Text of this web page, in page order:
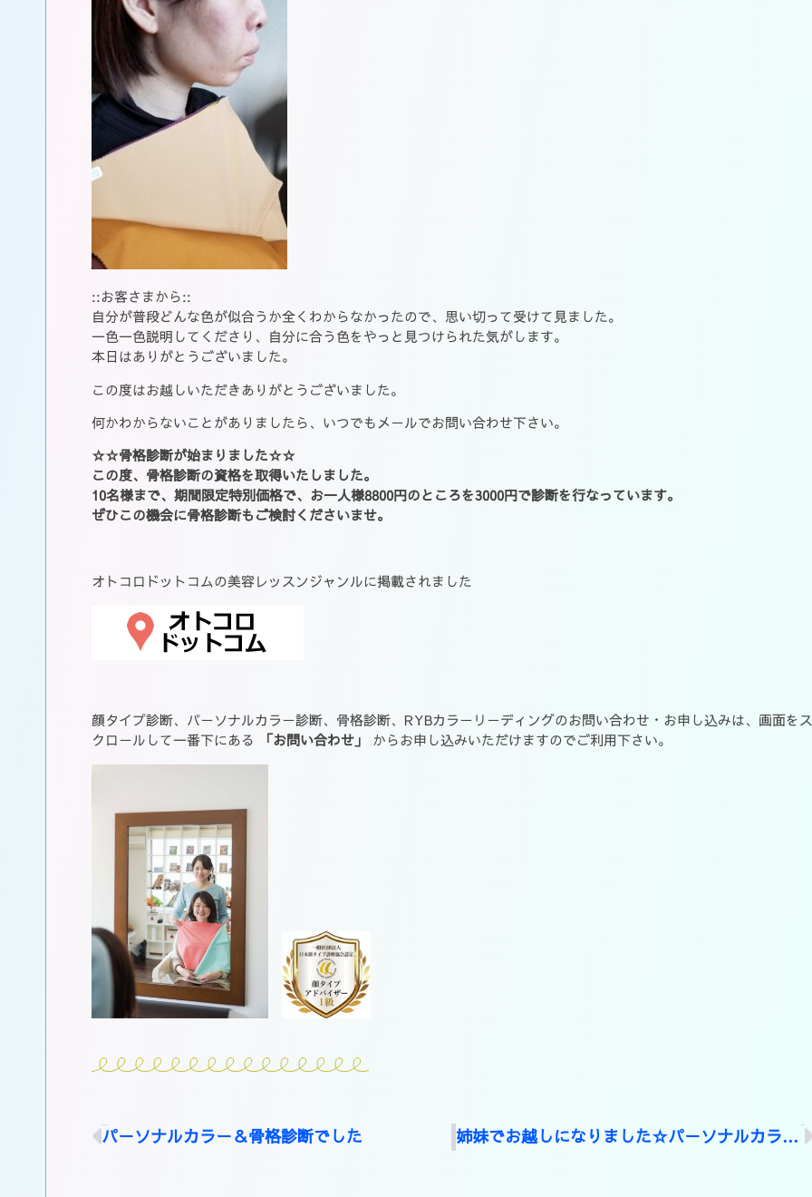
::お客さまから::
自分が普段どんな色が似合うか全くわからなかったので、思い切って受けて見ました。
一色一色説明してくださり、自分に合う色をやっと見つけられた気がします。
本日はありがとうございました。
この度はお越しいただきありがとうございました。
何かわからないことがありましたら、いつでもメールでお問い合わせ下さい。
☆☆骨格診断が始まりました☆☆
この度、骨格診断の資格を取得いたしました。
10名様まで、期間限定特別価格で、お一人様8800円のところを3000円で診断を行なっています。
ぜひこの機会に骨格診断もご検討くださいませ。
オトコロドットコムの美容レッスンジャンルに掲載されました
顔タイプ診断、パーソナルカラー診断、骨格診断、RYBカラーリーディングのお問い合わせ・お申し込みは、画面をス
クロールして一番下にある
「お問い合わせ」 からお申し込みいただけますのでご利用下さい。
パーソナルカラー＆骨格診断でした 姉妹でお越しになりました☆パーソナルカラー診断＆骨格診断